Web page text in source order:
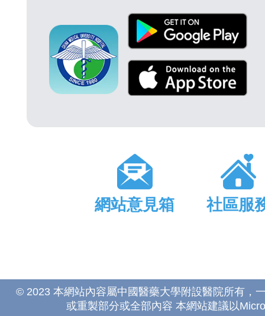
網站意見箱 社區服
© 2023 本網站內容屬中國醫藥大學附設醫院所有，
或重製部分或全部內容 本網站建議以